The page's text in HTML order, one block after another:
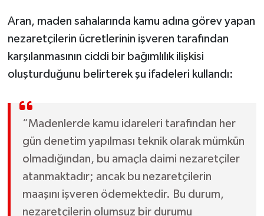
Aran, maden sahalarında kamu adına görev yapan
nezaretçilerin ücretlerinin işveren tarafından
karşılanmasının ciddi bir bağımlılık ilişkisi
oluşturduğunu belirterek şu ifadeleri kullandı:
“Madenlerde kamu idareleri tarafından her
gün denetim yapılması teknik olarak mümkün
olmadığından, bu amaçla daimi nezaretçiler
atanmaktadır; ancak bu nezaretçilerin
maaşını işveren ödemektedir. Bu durum,
nezaretçilerin olumsuz bir durumu